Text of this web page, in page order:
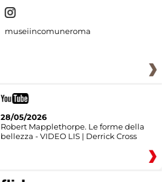
museiincomuneroma
28/05/2026
Robert Mapplethorpe. Le forme della
bellezza - VIDEO LIS | Derrick Cross